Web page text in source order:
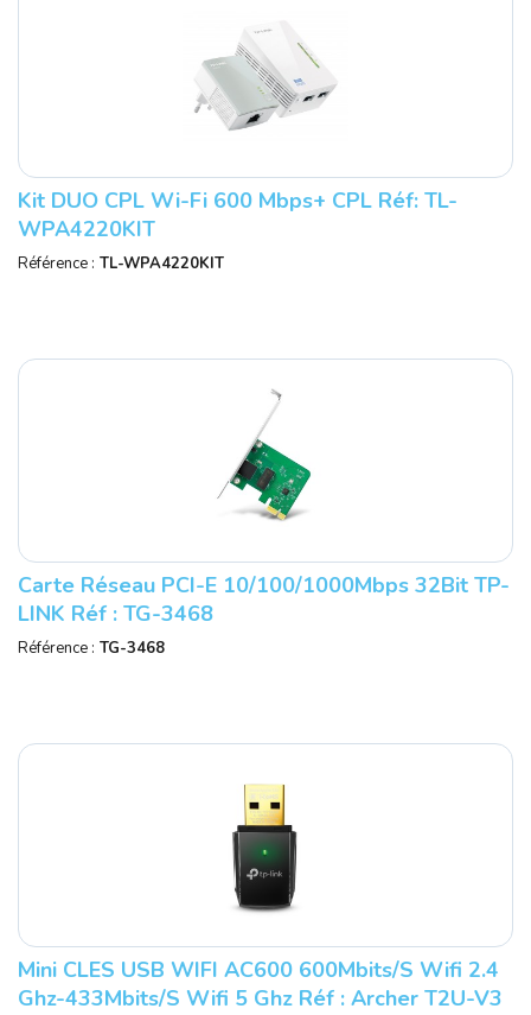
Kit DUO CPL Wi-Fi 600 Mbps+ CPL Réf: TL-
WPA4220KIT
Référence : TL-WPA4220KIT
Carte Réseau PCI-E 10/100/1000Mbps 32Bit TP-
LINK Réf : TG-3468
Référence : TG-3468
Mini CLES USB WIFI AC600 600Mbits/s Wifi 2.4
Ghz-433Mbits/s Wifi 5 Ghz Réf : Archer T2U-V3